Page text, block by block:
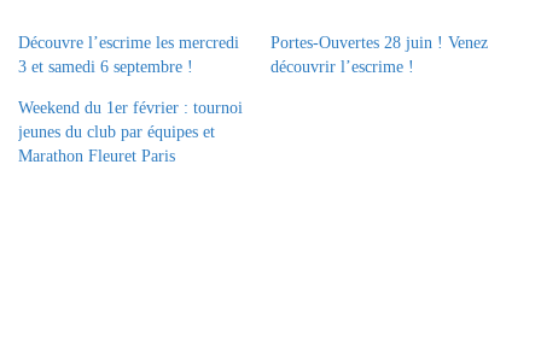
Découvre l’escrime les mercredi
3 et samedi 6 septembre !
Portes-Ouvertes 28 juin ! Venez
découvrir l’escrime !
Weekend du 1er février : tournoi
jeunes du club par équipes et
Marathon Fleuret Paris